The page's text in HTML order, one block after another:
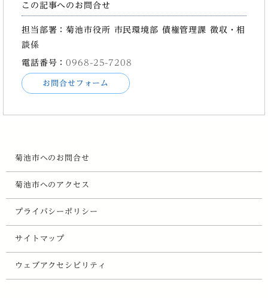
この記事へのお問合せ
担当部署：菊池市役所 市民環境部 債権管理課 徴収・相
談係
電話番号：0968-25-7208
お問合せフォーム
菊池市へのお問合せ
菊池市へのアクセス
プライバシーポリシー
サイトマップ
ウェブアクセシビリティ